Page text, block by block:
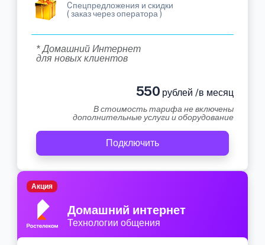
Cпецпредложения и скидки
( заказ через оператора )
* Домашний Интернет
для новых клиентов
550 рублей /в месяц
В стоимость тарифа не включены
дополнительные услуги и оборудование
Подключить
Домашний интернет
Технологии общения
Акция